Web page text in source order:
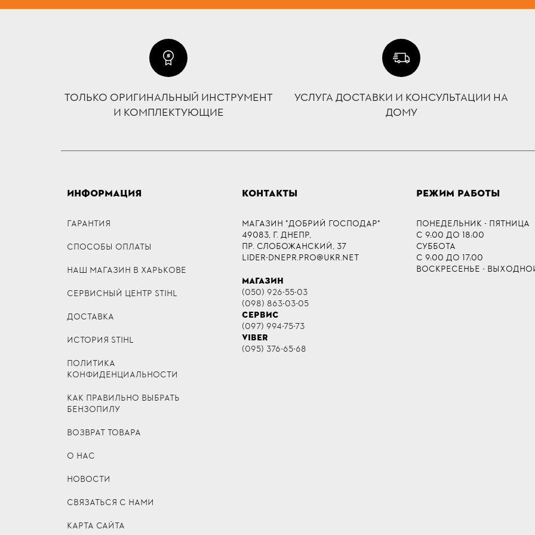
ТОЛЬКО ОРИГИНАЛЬНЫЙ ИНСТРУМЕНТ
И КОМПЛЕКТУЮЩИЕ
УСЛУГА ДОСТАВКИ И КОНСУЛЬТАЦИИ НА
ДОМУ
ИНФОРМАЦИЯ
ГАРАНТИЯ
СПОСОБЫ ОПЛАТЫ
НАШ МАГАЗИН В ХАРЬКОВЕ
СЕРВИСНЫЙ ЦЕНТР STIHL
ДОСТАВКА
ИСТОРИЯ STIHL
ПОЛИТИКА
КОНФИДЕНЦИАЛЬНОСТИ
КАК ПРАВИЛЬНО ВЫБРАТЬ
БЕНЗОПИЛУ
ВОЗВРАТ ТОВАРА
О НАС
НОВОСТИ
СВЯЗАТЬСЯ С НАМИ
КАРТА САЙТА
КОНТАКТЫ
МАГАЗИН "ДОБРИЙ ГОСПОДАР"
49083, Г. ДНЕПР,
ПР. СЛОБОЖАНСКИЙ, 37
LIDER-DNEPR.PRO@UKR.NET
МАГАЗИН
(050) 926-55-03
(098) 863-03-05
СЕРВИС
(097) 994-75-73
VIBER
(095) 376-65-68
РЕЖИМ РАБОТЫ
ПОНЕДЕЛЬНИК - ПЯТНИЦА
С 9:00 ДО 18:00
СУББОТА
С 9:00 ДО 17:00
ВОСКРЕСЕНЬЕ -